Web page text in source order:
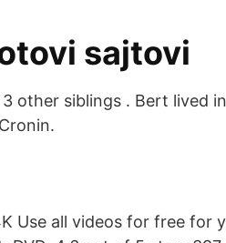
sajtovi
other siblings . Bert lived
Use all videos for free for